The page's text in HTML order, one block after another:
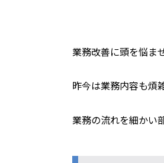
業務改善に頭を悩ま
昨今は業務内容も煩
業務の流れを細かい